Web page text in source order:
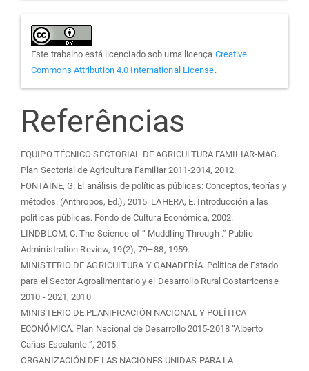
Este trabalho está licenciado sob uma licença Creative
Commons Attribution 4.0 International License.
Referências
EQUIPO TÉCNICO SECTORIAL DE AGRICULTURA FAMILIAR-MAG.
Plan Sectorial de Agricultura Familiar 2011-2014, 2012.
FONTAINE, G. El análisis de políticas públicas: Conceptos, teorías y
métodos. (Anthropos, Ed.), 2015. LAHERA, E. Introducción a las
políticas públicas. Fondo de Cultura Económica, 2002.
LINDBLOM, C. The Science of “ Muddling Through .” Public
Administration Review, 19(2), 79–88, 1959.
MINISTERIO DE AGRICULTURA Y GANADERÍA. Política de Estado
para el Sector Agroalimentario y el Desarrollo Rural Costarricense
2010 - 2021, 2010.
MINISTERIO DE PLANIFICACIÓN NACIONAL Y POLÍTICA
ECONÓMICA. Plan Nacional de Desarrollo 2015-2018 “Alberto
Cañas Escalante.”, 2015.
ORGANIZACIÓN DE LAS NACIONES UNIDAS PARA LA